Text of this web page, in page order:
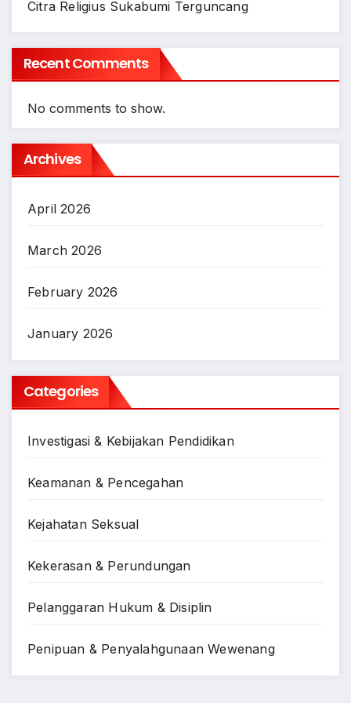
Citra Religius Sukabumi Terguncang
Recent Comments
No comments to show.
Archives
April 2026
March 2026
February 2026
January 2026
Categories
Investigasi & Kebijakan Pendidikan
Keamanan & Pencegahan
Kejahatan Seksual
Kekerasan & Perundungan
Pelanggaran Hukum & Disiplin
Penipuan & Penyalahgunaan Wewenang